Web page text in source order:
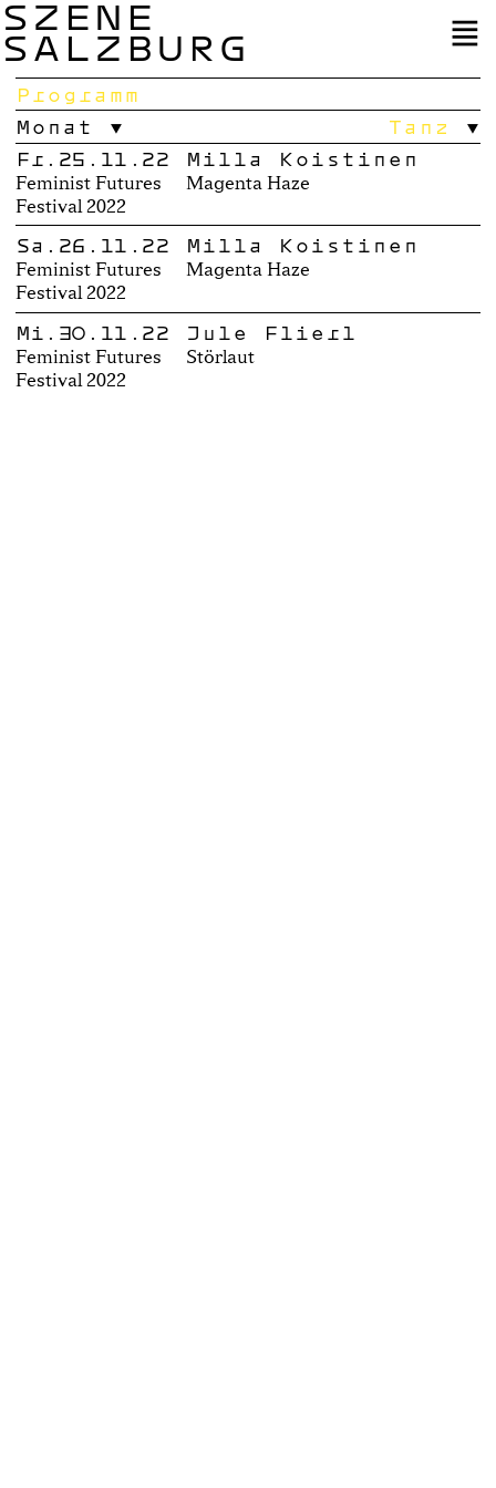
SZENE
SALZBURG
Programm
Monat
Tanz
Fr.25.11.22
Feminist Futures
Festival 2022
Milla Koistinen
Magenta Haze
Sa.26.11.22
Feminist Futures
Festival 2022
Milla Koistinen
Magenta Haze
Mi.30.11.22
Feminist Futures
Festival 2022
Jule Flierl
Störlaut